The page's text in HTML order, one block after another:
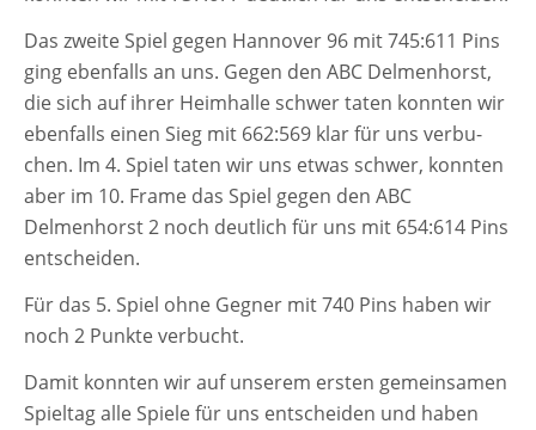
Das zwei­te Spiel gegen Hannover 96 mit 745:611 Pins
ging eben­falls an uns. Gegen den ABC Delmenhorst,
die sich auf ihrer Heimhalle schwer taten konn­ten wir
eben­falls einen Sieg mit 662:569 klar für uns ver­bu­
chen. Im 4. Spiel taten wir uns etwas schwer, konn­ten
aber im 10. Frame das Spiel gegen den ABC
Delmenhorst 2 noch deut­lich für uns mit 654:614 Pins
entscheiden.
Für das 5. Spiel ohne Gegner mit 740 Pins haben wir
noch 2 Punkte verbucht.
Damit konn­ten wir auf unse­rem ers­ten gemein­sa­men
Spieltag alle Spiele für uns ent­schei­den und haben